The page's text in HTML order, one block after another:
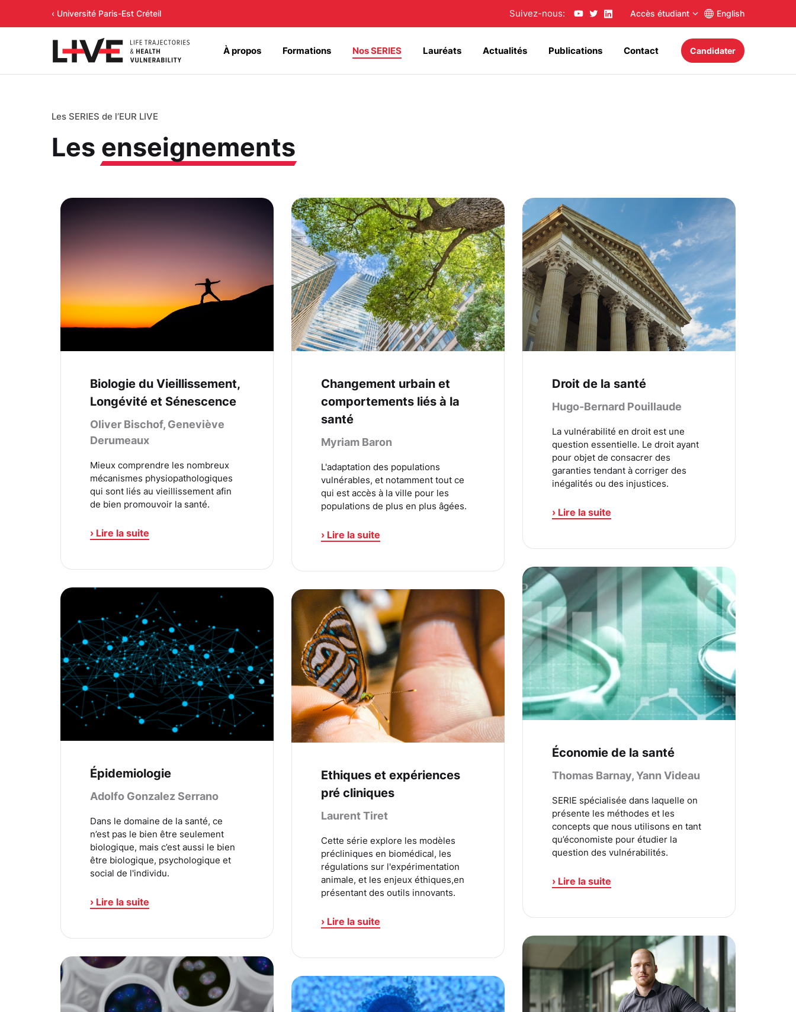
À propos Formations Nos SERIES Lauréats Actualités Publications Contact Candidater
‹ Université Paris-Est Créteil Suivez-nous: Accès étudiant English
Les SERIES de l’EUR LIVE
Les enseignements
Biologie du Vieillissement,
Longévité et Sénescence
Oliver Bischof, Geneviève
Derumeaux
Mieux comprendre les nombreux
mécanismes physiopathologiques
qui sont liés au vieillissement afin
de bien promouvoir la santé.
› Lire la suite
Changement urbain et
comportements liés à la
santé
Myriam Baron
L'adaptation des populations
vulnérables, et notamment tout ce
qui est accès à la ville pour les
populations de plus en plus âgées.
› Lire la suite
Droit de la santé
Hugo-Bernard Pouillaude
La vulnérabilité en droit est une
question essentielle. Le droit ayant
pour objet de consacrer des
garanties tendant à corriger des
inégalités ou des injustices.
› Lire la suite
Économie de la santé
Thomas Barnay, Yann Videau
SERIE spécialisée dans laquelle on
présente les méthodes et les
concepts que nous utilisons en tant
qu’économiste pour étudier la
question des vulnérabilités.
› Lire la suite
Épidemiologie
Adolfo Gonzalez Serrano
Dans le domaine de la santé, ce
n’est pas le bien être seulement
biologique, mais c’est aussi le bien
être biologique, psychologique et
social de l'individu.
› Lire la suite
Ethiques et expériences
pré cliniques
Laurent Tiret
Cette série explore les modèles
précliniques en biomédical, les
régulations sur l'expérimentation
animale, et les enjeux éthiques,en
présentant des outils innovants.
› Lire la suite